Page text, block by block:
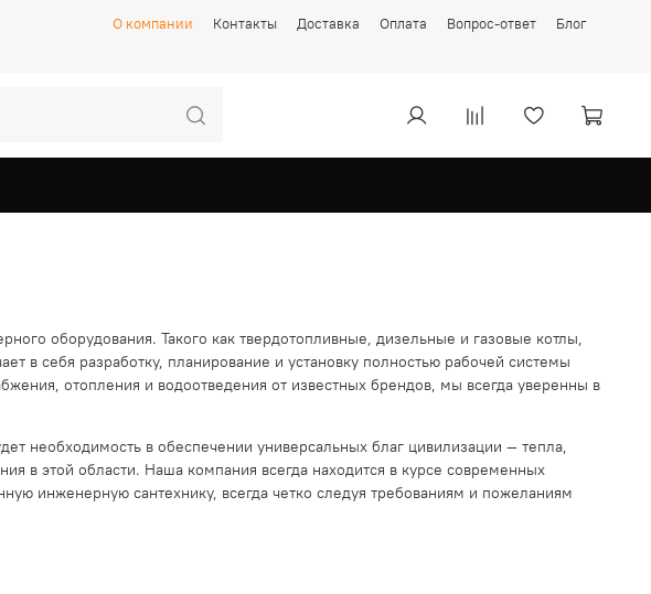
О компании Контакты Доставка Оплата Вопрос-ответ Блог
оборудования. Такого как твердотопливные, дизельные и газовые котлы,
в себя разработку, планирование и установку полностью рабочей системы
отопления и водоотведения от известных брендов, мы всегда уверенны в
необходимость в обеспечении универсальных благ цивилизации — тепла,
в этой области. Наша компания всегда находится в курсе современных
инженерную сантехнику, всегда четко следуя требованиям и пожеланиям